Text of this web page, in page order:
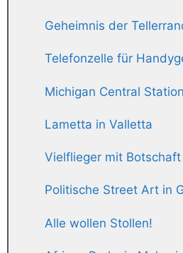
Geheimnis der
Telefonzelle für
Michigan Central Station
Lametta in Valletta
Vielflieger mit Botschaft
Politische Street Art in
Alle wollen Stollen!